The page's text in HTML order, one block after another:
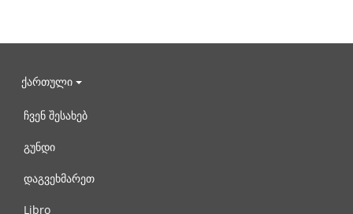
ქართული
ჩვენ შესახებ
გუნდი
დაგვეხმარეთ
Libro